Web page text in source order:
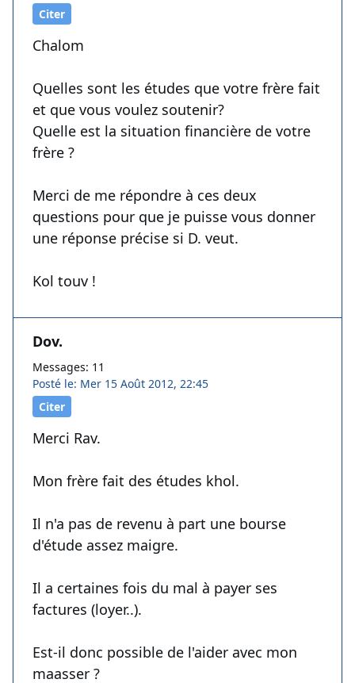
Citer
Chalom
Quelles sont les études que votre frère fait
et que vous voulez soutenir?
Quelle est la situation financière de votre
frère ?
Merci de me répondre à ces deux
questions pour que je puisse vous donner
une réponse précise si D. veut.
Kol touv !
Dov.
Messages: 11
Posté le: Mer 15 Août 2012, 22:45
Citer
Merci Rav.
Mon frère fait des études khol.
Il n'a pas de revenu à part une bourse
d'étude assez maigre.
Il a certaines fois du mal à payer ses
factures (loyer..).
Est-il donc possible de l'aider avec mon
maasser ?